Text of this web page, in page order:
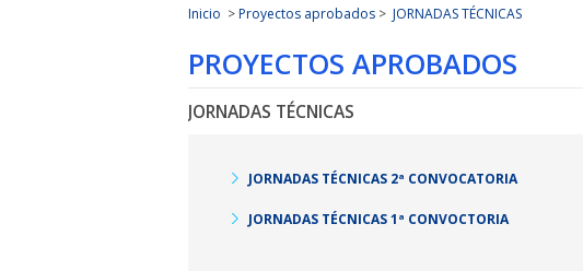
Inicio >Proyectos aprobados > JORNADAS TÉCNICAS
PROYECTOS APROBADOS
JORNADAS TÉCNICAS
JORNADAS TÉCNICAS 2ª CONVOCATORIA
JORNADAS TÉCNICAS 1ª CONVOCTORIA